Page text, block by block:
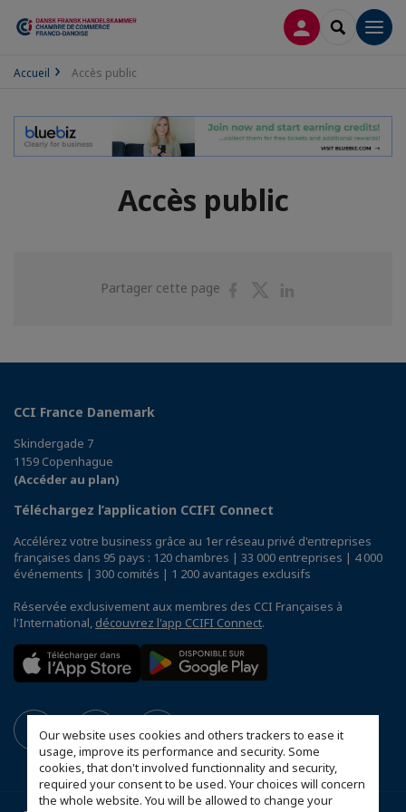
Our website uses cookies and others trackers to ease it
usage, improve its performance and security. Some
cookies, that don't involved functionnality and security,
required your consent to be used. Your choices will concern
the whole website. You will be allowed to change your
CONNEXION
Accueil Accès public
Accès public
Partager cette page
PartagerPartager
CCI France Danemark
Skindergade 7
1159 Copenhague
(Accéder au plan)
Téléchargez l’application CCIFI Connect
Accélérez votre business grâce au 1er réseau privé d'entreprises
françaises dans 95 pays : 120 chambres | 33 000 entreprises | 4 000
événements | 300 comités | 1 200 avantages exclusifs
Réservée exclusivement aux membres des CCI Françaises à
l'International, découvrez l'app CCIFI Connect.